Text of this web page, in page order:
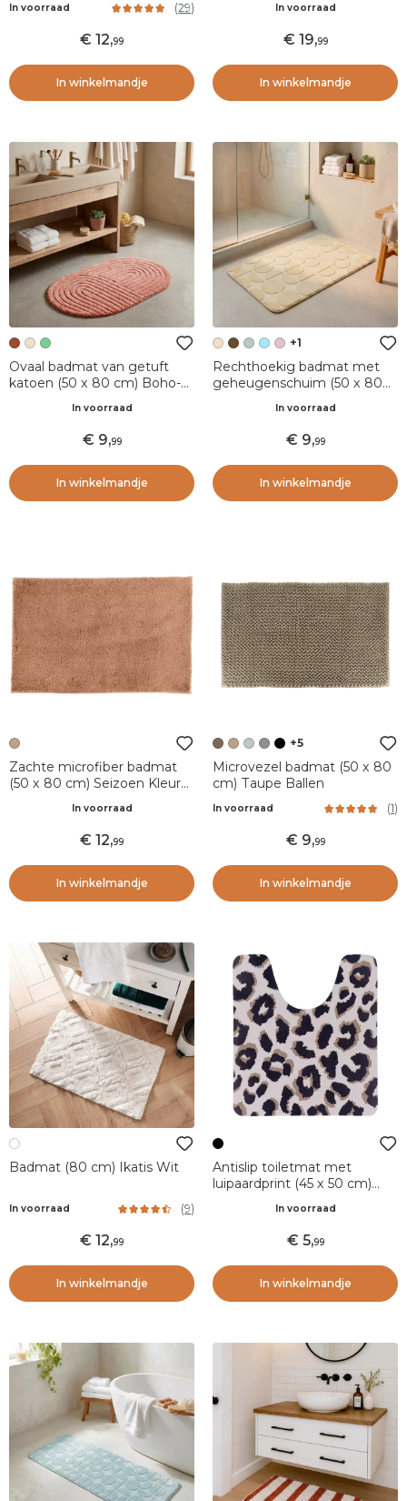
In voorraad (29)
12,99
In winkelmandje
In voorraad
19,99
In winkelmandje
Ovaal badmat van getuft
katoen (50 x 80 cm) Boho-
In voorraad
9,99
In winkelmandje
+1
Rechthoekig badmat met
geheugenschuim (50 x 80
In voorraad
9,99
In winkelmandje
Zachte microfiber badmat
(50 x 80 cm) Seizoen Kleur
In voorraad
12,99
In winkelmandje
+5
Microvezel badmat (50 x 80
cm) Taupe Ballen
In voorraad (1)
9,99
In winkelmandje
Badmat (80 cm) Ikatis Wit
In voorraad (9)
12,99
In winkelmandje
Antislip toiletmat met
luipaardprint (45 x 50 cm)
In voorraad
5,99
In winkelmandje